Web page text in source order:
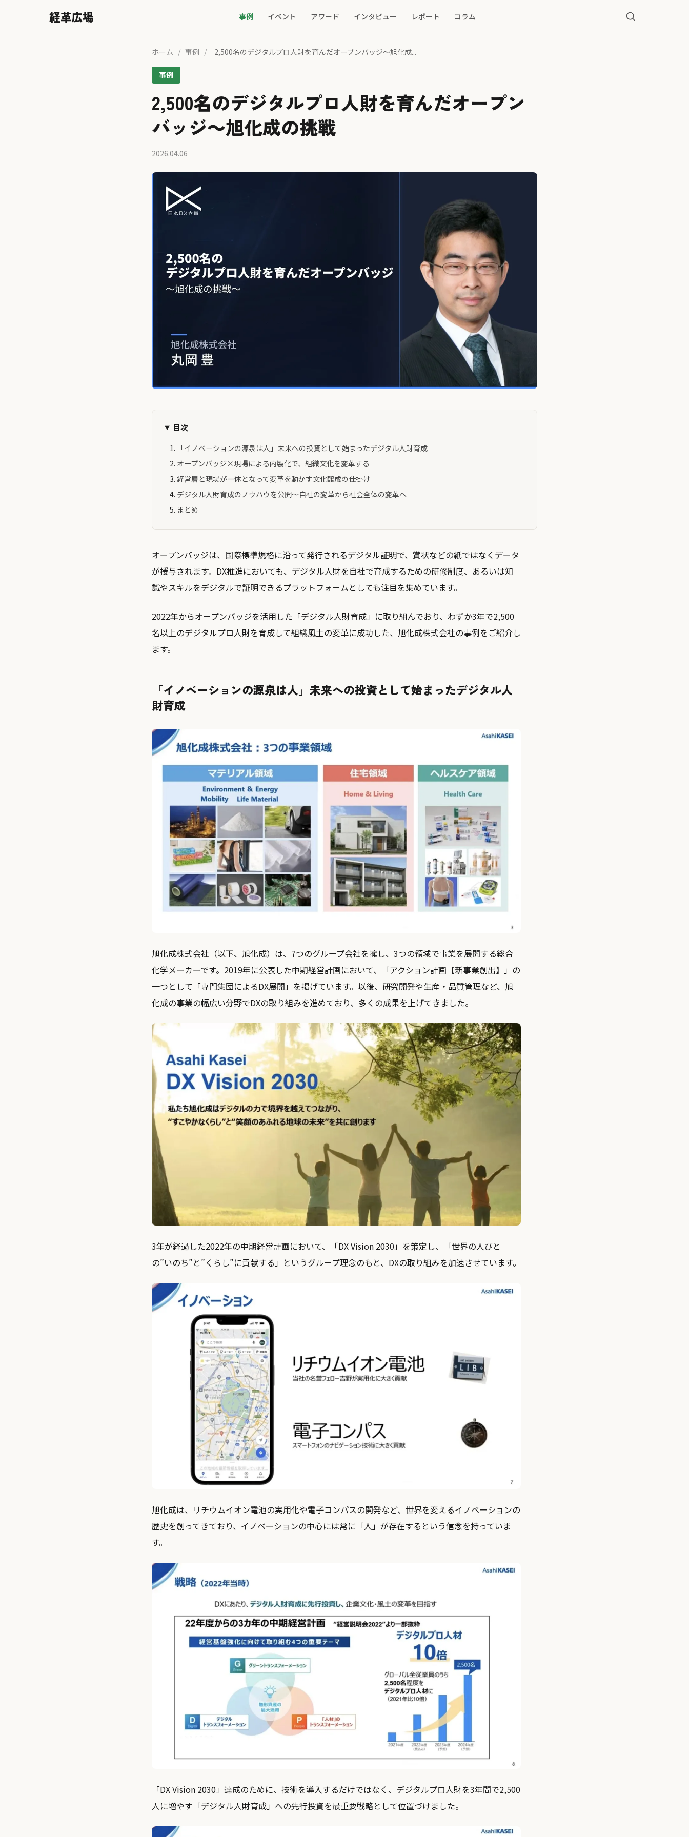
経革広場 事例 イベント アワード インタビュー レポート コラム
ホーム / 事例 / 2,500名のデジタルプロ人財を育んだオープンバッジ～旭化成...
事例
2,500名のデジタルプロ人財を育んだオープン
バッジ～旭化成の挑戦
2026.04.06
目次
「イノベーションの源泉は人」――未来への投資として始まったデジタル人財育成
オープンバッジ×現場による内製化で、組織文化を変革する
経営層と現場が一体となって変革を動かす文化醸成の仕掛け
デジタル人財育成のノウハウを公開～自社の変革から社会全体の変革へ
まとめ
オープンバッジは、国際標準規格に沿って発行されるデジタル証明で、賞状などの紙ではなくデータ
が授与されます。DX推進においても、デジタル人財を自社で育成するための研修制度、あるいは知
識やスキルをデジタルで証明できるプラットフォームとしても注目を集めています。
2022年からオープンバッジを活用した「デジタル人財育成」に取り組んでおり、わずか3年で2,500
名以上のデジタルプロ人財を育成して組織風土の変革に成功した、旭化成株式会社の事例をご紹介し
ます。
「イノベーションの源泉は人」――未来への投資として始まったデジタル人
財育成
旭化成株式会社（以下、旭化成）は、7つのグループ会社を擁し、3つの領域で事業を展開する総合
化学メーカーです。2019年に公表した中期経営計画において、「アクション計画【新事業創出】」の
一つとして「専門集団によるDX展開」を掲げています。以後、研究開発や生産・品質管理など、旭
化成の事業の幅広い分野でDXの取り組みを進めており、多くの成果を上げてきました。
3年が経過した2022年の中期経営計画において、「DX Vision 2030」を策定し、「世界の人びと
の”いのち”と”くらし”に貢献する」というグループ理念のもと、DXの取り組みを加速させています。
旭化成は、リチウムイオン電池の実用化や電子コンパスの開発など、世界を変えるイノベーションの
歴史を創ってきており、イノベーションの中心には常に「人」が存在するという信念を持っていま
す。
「DX Vision 2030」達成のために、技術を導入するだけではなく、デジタルプロ人財を3年間で2,500
人に増やす「デジタル人財育成」への先行投資を最重要戦略として位置づけました。